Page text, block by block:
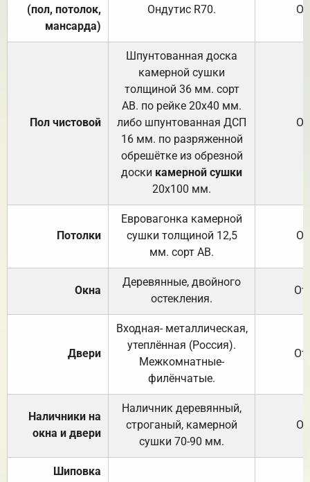
(пол, потолок,
мансарда)
Ондутис R70.
Пол чистовой
Шпунтованная доска
камерной сушки
толщиной 36 мм. сорт
АВ. по рейке 20х40 мм.
либо шпунтованная ДСП
16 мм. по разряженной
обрешётке из обрезной
доски камерной сушки
20х100 мм.
Потолки
Евровагонка камерной
сушки толщиной 12,5
мм. сорт АВ.
Окна
Деревянные, двойного
остекления.
Двери
Входная- металлическая,
утеплённая (Россия).
Межкомнатные-
филёнчатые.
Наличники на
окна и двери
Наличник деревянный,
строганый, камерной
сушки 70-90 мм.
Шиповка